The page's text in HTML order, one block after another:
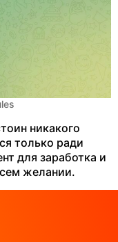
никакого
только ради
для заработка и
желании.